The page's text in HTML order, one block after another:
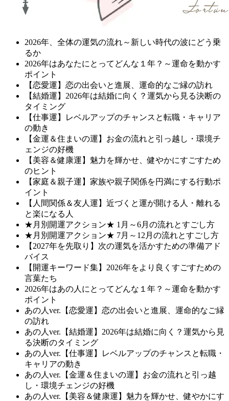
2026年、全体の運気の流れ～新しい時代の波にどう乗
るか
2026年はあなたにとってどんな１年？～運命を動かす
ポイント
【恋愛運】恋の出会いと進展、運命的なご縁の訪れ
【結婚運】2026年は結婚に向く？運気から見る決断の
タイミング
【仕事運】レベルアップのチャンスと転職・キャリア
の動き
【金運＆住まいの運】お金の流れと引っ越し・環境チ
ェンジの好機
【美容＆健康運】魅力を輝かせ、健やかにすごすため
のヒント
【家庭＆親子運】家族や親子関係を円満にする行動ポ
イント
【人間関係＆友人運】近づくと運が開ける人・離れる
と楽になる人
★月別開運アクション★ 1月～6月の流れとすごし方
★月別開運アクション★ 7月～12月の流れとすごし方
【2027年を先取り】次の運気を活かすための準備アド
バイス
【開運キーワード集】2026年をより良くすごすための
言葉たち
2026年はあの人にとってどんな１年？～運命を動かす
ポイント
あの人ver.【恋愛運】恋の出会いと進展、運命的なご縁
の訪れ
あの人ver.【結婚運】2026年は結婚に向く？運気から見
る決断のタイミング
あの人ver.【仕事運】レベルアップのチャンスと転職・
キャリアの動き
あの人ver.【金運＆住まいの運】お金の流れと引っ越
し・環境チェンジの好機
あの人ver.【美容＆健康運】魅力を輝かせ、健やかにす